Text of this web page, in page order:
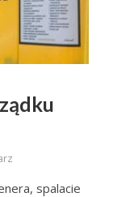
spalacie